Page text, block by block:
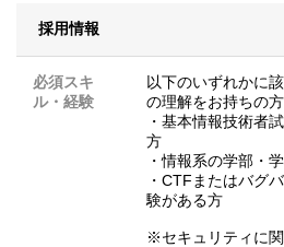
採用情報
必須スキ
ル・経験
以下のいずれかに
の理解をお持ちの方
・基本情報技術者
方
・情報系の学部・
・CTFまたはバグ
験がある方
※セキュリティに